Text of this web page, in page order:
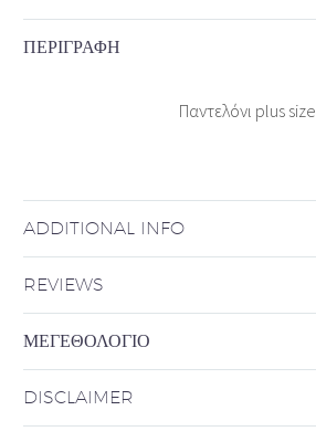
ΠΕΡΙΓΡΑΦΉ
Παντελόνι plus size
ADDITIONAL INFO
REVIEWS
ΜΕΓΕΘΟΛΌΓΙΟ
DISCLAIMER